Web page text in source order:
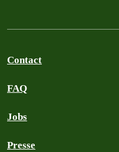
Contact
FAQ
Jobs
Presse